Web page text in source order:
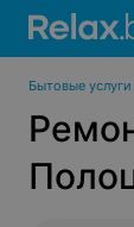
Бытовые услуги